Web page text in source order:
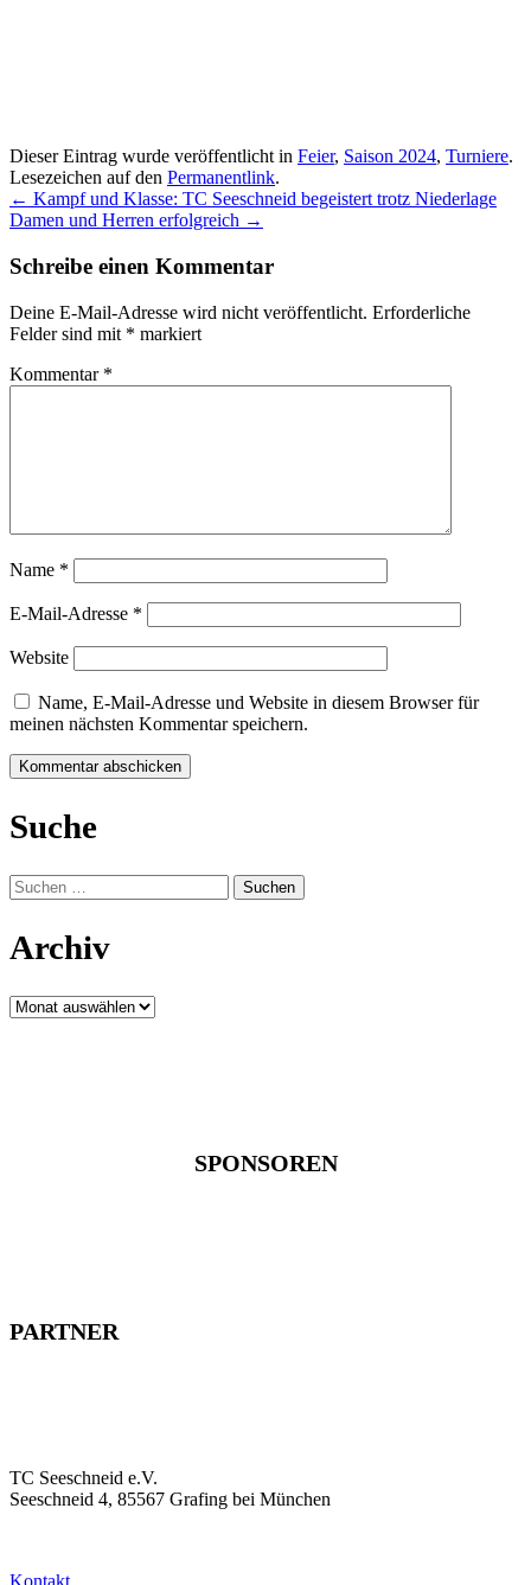
Dieser Eintrag wurde veröffentlicht in Feier, Saison 2024, Turniere.
Lesezeichen auf den Permanentlink.
Beitragsnavigation
← Kampf und Klasse: TC Seeschneid begeistert trotz Niederlage
Damen und Herren erfolgreich →
Schreibe einen Kommentar
Deine E-Mail-Adresse wird nicht veröffentlicht. Erforderliche
Felder sind mit * markiert
Kommentar *
Name *
E-Mail-Adresse *
Website
Name, E-Mail-Adresse und Website in diesem Browser für
meinen nächsten Kommentar speichern.
Suche
Suchen
nach:
Archiv
Archiv
SPONSOREN
PARTNER
TC Seeschneid e.V.
Seeschneid 4, 85567 Grafing bei München
Kontakt